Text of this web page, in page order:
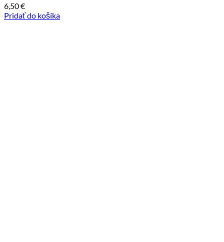
6,50€
Pridať do košíka